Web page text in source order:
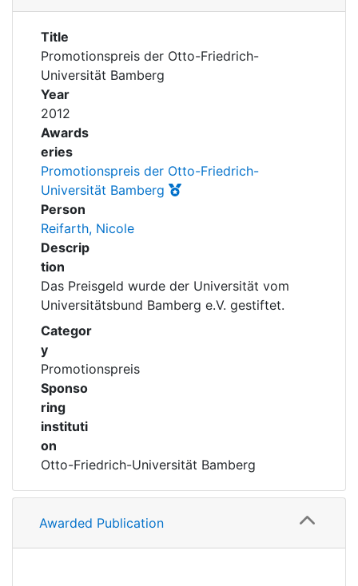
Awards
My FIS
Help
Title
Promotionspreis der Otto-Friedrich-
Universität Bamberg
Year
2012
Awards
eries
Promotionspreis der Otto-Friedrich-
Universität Bamberg
Person
Reifarth, Nicole
Descrip
tion
Das Preisgeld wurde der Universität vom
Universitätsbund Bamberg e.V. gestiftet.
Categor
y
Promotionspreis
Sponso
ring
instituti
on
Otto-Friedrich-Universität Bamberg
Awarded Publication